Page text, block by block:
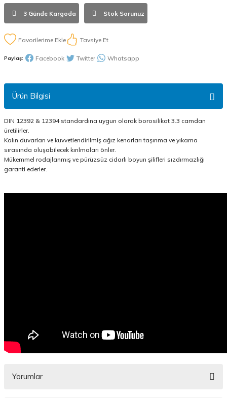
3 Günde Kargoda Stok Sorunuz
Tavsiye Et
Paylaş: Facebook Twitter Whatsapp
Ürün Bilgisi
DIN 12392 & 12394 standardına uygun olarak borosilikat 3.3 camdan
üretilirler.
Kalın duvarları ve kuvvetlendirilmiş ağız kenarları taşınma ve yıkama
sırasında oluşabilecek kırılmaları önler.
Mükemmel rodajlanmış ve pürüzsüz cidarlı boyun şilifleri sızdırmazlığı
garanti ederler.
Yorumlar